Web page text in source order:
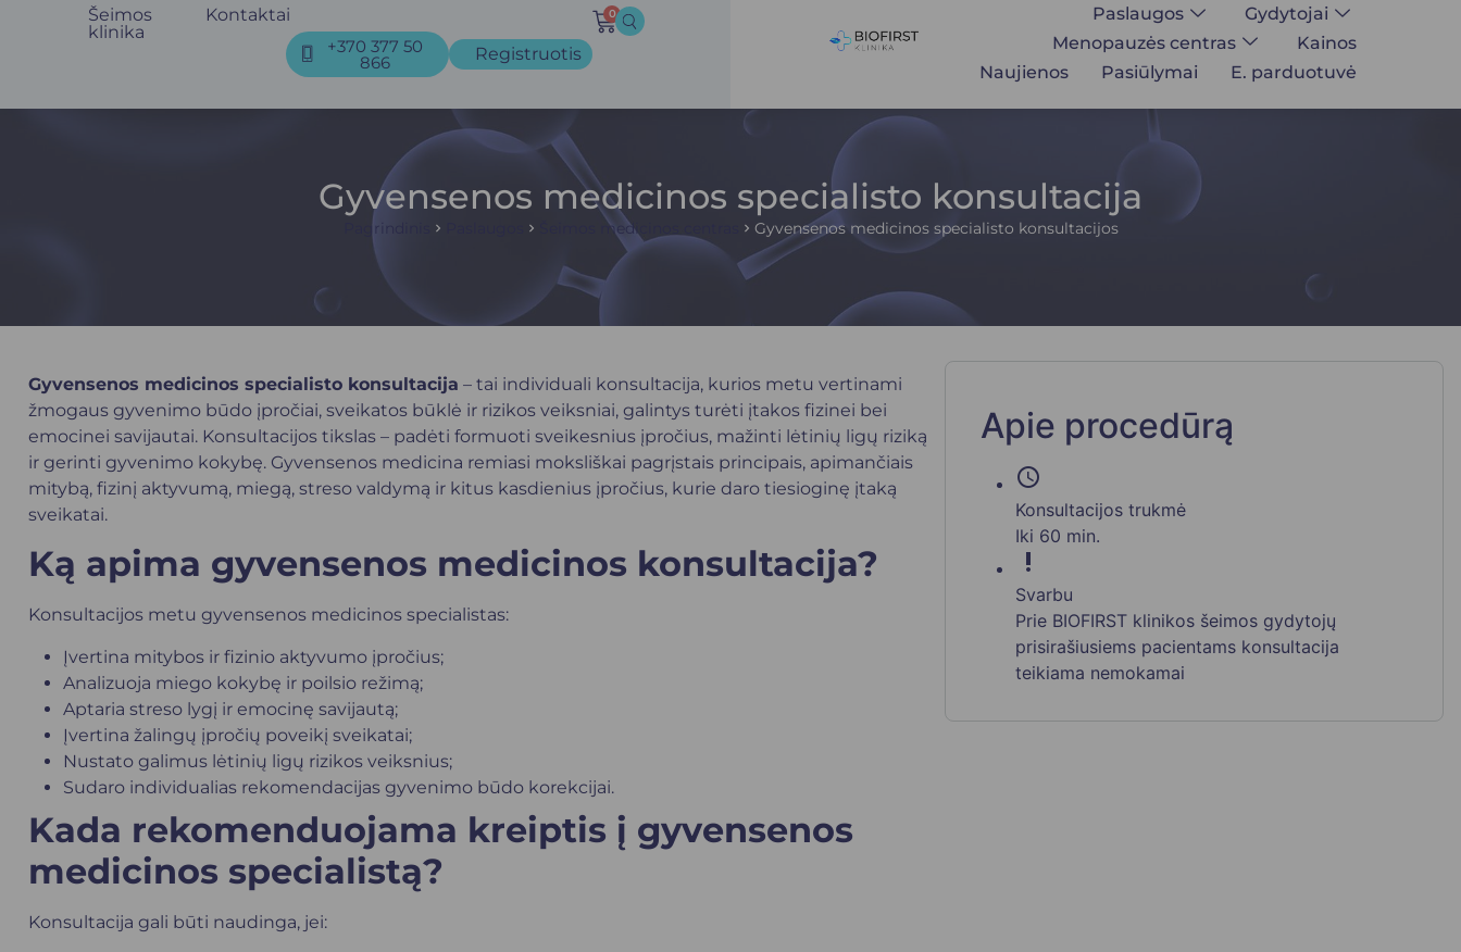
Šeimos
klinika
Kontaktai
+370 377 50
866 Registruotis
0 Paslaugos
Gydytojai
Menopauzės centras
Kainos
Naujienos
Pasiūlymai E. parduotuvė
Gyvensenos medicinos specialisto konsultacija
Pagrindinis Šeimos medicinos centras Gyvensenos medicinos specialisto konsultacijos
Gyvensenos medicinos specialisto konsultacija – tai individuali konsultacija, kurios metu vertinami
žmogaus gyvenimo būdo įpročiai, sveikatos būklė ir rizikos veiksniai, galintys turėti įtakos fizinei bei
emocinei savijautai. Konsultacijos tikslas – padėti formuoti sveikesnius įpročius, mažinti lėtinių ligų riziką
ir gerinti gyvenimo kokybę. Gyvensenos medicina remiasi moksliškai pagrįstais principais, apimančiais
mitybą, fizinį aktyvumą, miegą, streso valdymą ir kitus kasdienius įpročius, kurie daro tiesioginę įtaką
sveikatai.
Ką apima gyvensenos medicinos konsultacija?
Konsultacijos metu gyvensenos medicinos specialistas:
Įvertina mitybos ir fizinio aktyvumo įpročius;
Analizuoja miego kokybę ir poilsio režimą;
Aptaria streso lygį ir emocinę savijautą;
Įvertina žalingų įpročių poveikį sveikatai;
Nustato galimus lėtinių ligų rizikos veiksnius;
Sudaro individualias rekomendacijas gyvenimo būdo korekcijai.
Kada rekomenduojama kreiptis į gyvensenos
medicinos specialistą?
Konsultacija gali būti naudinga, jei:
Apie procedūrą
schedule
Konsultacijos trukmė
Iki 60 min.
priority_high
Svarbu
Prie BIOFIRST klinikos šeimos gydytojų
prisirašiusiems pacientams konsultacija
teikiama nemokamai